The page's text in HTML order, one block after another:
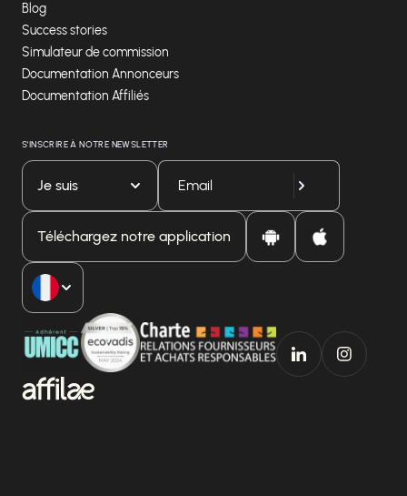
Blog
Success stories
Simulateur de commission
Documentation Annonceurs
Documentation Affiliés
S'INSCRIRE À NOTRE NEWSLETTER
Je suis
Téléchargez notre application